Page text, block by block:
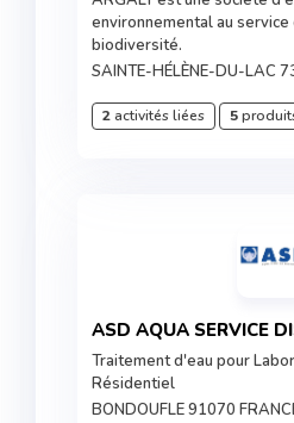
environnemental au
biodiversité.
SAINTE-HÉLÈNE-DU-LAC
2activités liées 5
ASD AQUA SERVICE
Traitement d'eau pour
Résidentiel
BONDOUFLE 91070